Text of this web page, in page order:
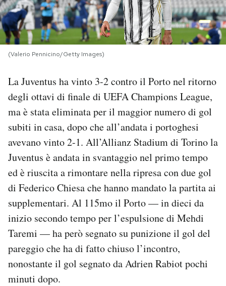
PODCAST
NEWSLETTER
I MIEI PREFERITI
CALENDARIO
AREA PERSONALE
Area Personale
Newsletter
Notifiche mobile
Regala il Post
Hai bisogno di aiuto?
Esci
(Valerio Pennicino/Getty Images)
La Juventus ha vinto 3-2 contro il Porto nel ritorno
degli ottavi di finale di UEFA Champions League,
ma è stata eliminata per il maggior numero di gol
subiti in casa, dopo che all’andata i portoghesi
avevano vinto 2-1. All’Allianz Stadium di Torino la
Juventus è andata in svantaggio nel primo tempo
ed è riuscita a rimontare nella ripresa con due gol
di Federico Chiesa che hanno mandato la partita ai
supplementari. Al 115mo il Porto — in dieci da
inizio secondo tempo per l’espulsione di Mehdi
Taremi — ha però segnato su punizione il gol del
pareggio che ha di fatto chiuso l’incontro,
nonostante il gol segnato da Adrien Rabiot pochi
minuti dopo.